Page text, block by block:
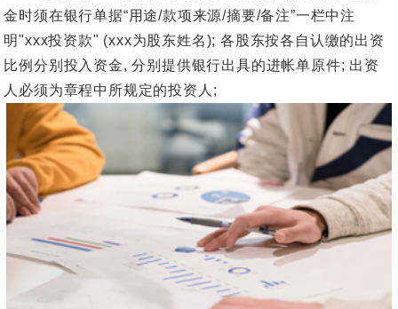
金时须在银行单据“用途/款项来源/摘要/备注”一栏中注
明"xxx投资款" (xxx为股东姓名); 各股东按各自认缴的出资
比例分别投入资金, 分别提供银行出具的进帐单原件; 出资
人必须为章程中所规定的投资人;